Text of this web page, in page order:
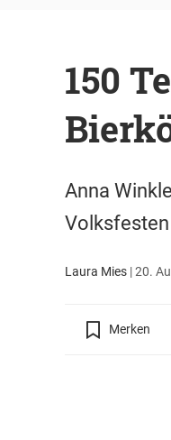
150
Anna
Laura Mies|20.
Merken